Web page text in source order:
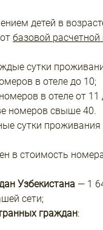
детей в
базовой
сутки
в отеле до 10;
в отеле от 11
номеров свыше 40.
сутки проживания
в стоимость
Узбекистана — 1
сети;
граждан: